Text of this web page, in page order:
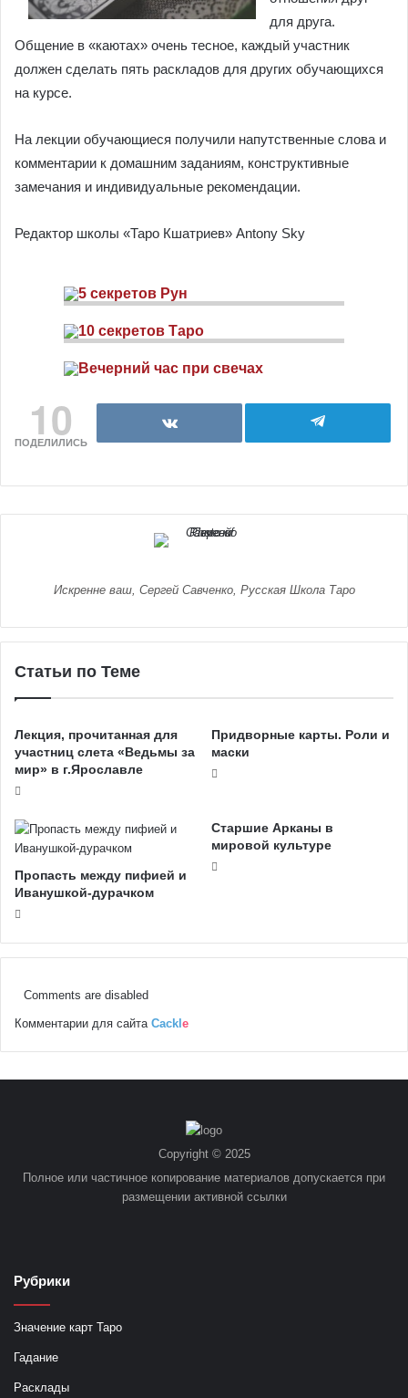
для друга.
Общение в «каютах» очень тесное, каждый участник
должен сделать пять раскладов для других обучающихся
на курсе.
На лекции обучающиеся получили напутственные слова и
комментарии к домашним заданиям, конструктивные
замечания и индивидуальные рекомендации.
Редактор школы «Таро Кшатриев» Antony Sky
10
ПОДЕЛИЛИСЬ
Искренне ваш, Сергей Савченко, Русская Школа Таро
Статьи по Теме
Лекция, прочитанная для
участниц слета «Ведьмы за
мир» в г.Ярославле
Придворные карты. Роли и
маски
Пропасть между пифией и
Иванушкой-дурачком
Старшие Арканы в
мировой культуре
Comments are disabled
Комментарии для сайта Cackl e
Copyright © 2025
Полное или частичное копирование материалов допускается при
размещении активной ссылки
Рубрики
Значение карт Таро
Гадание
Расклады